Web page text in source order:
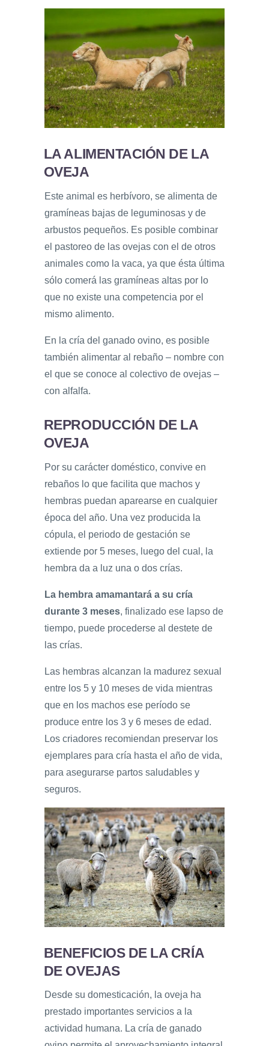
LA ALIMENTACIÓN DE LA
OVEJA
Este animal es herbívoro, se alimenta de
gramíneas bajas de leguminosas y de
arbustos pequeños. Es posible combinar
el pastoreo de las ovejas con el de otros
animales como la vaca, ya que ésta última
sólo comerá las gramíneas altas por lo
que no existe una competencia por el
mismo alimento.
En la cría del ganado ovino, es posible
también alimentar al rebaño – nombre con
el que se conoce al colectivo de ovejas –
con alfalfa.
REPRODUCCIÓN DE LA
OVEJA
Por su carácter doméstico, convive en
rebaños lo que facilita que machos y
hembras puedan aparearse en cualquier
época del año. Una vez producida la
cópula, el periodo de gestación se
extiende por 5 meses, luego del cual, la
hembra da a luz una o dos crías.
La hembra amamantará a su cría
durante 3 meses, finalizado ese lapso de
tiempo, puede procederse al destete de
las crías.
Las hembras alcanzan la madurez sexual
entre los 5 y 10 meses de vida mientras
que en los machos ese período se
produce entre los 3 y 6 meses de edad.
Los criadores recomiendan preservar los
ejemplares para cría hasta el año de vida,
para asegurarse partos saludables y
seguros.
BENEFICIOS DE LA CRÍA
DE OVEJAS
Desde su domesticación, la oveja ha
prestado importantes servicios a la
actividad humana. La cría de ganado